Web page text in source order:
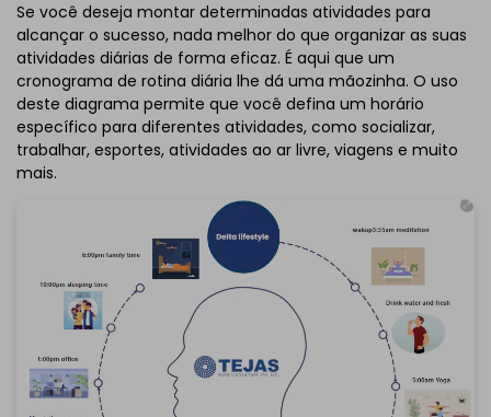
Se você deseja montar determinadas atividades para
alcançar o sucesso, nada melhor do que organizar as suas
atividades diárias de forma eficaz. É aqui que um
cronograma de rotina diária lhe dá uma mãozinha. O uso
deste diagrama permite que você defina um horário
específico para diferentes atividades, como socializar,
trabalhar, esportes, atividades ao ar livre, viagens e muito
mais.